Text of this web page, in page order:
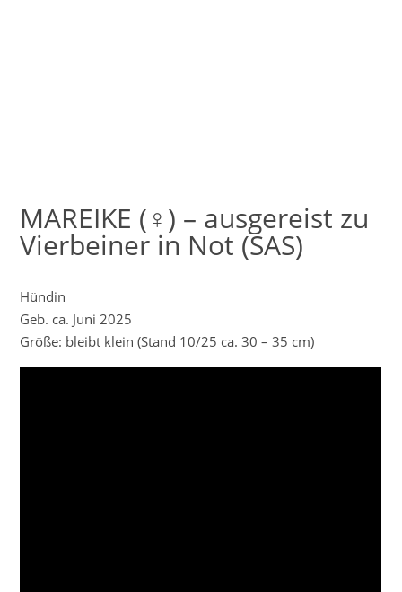
MAREIKE (♀) – ausgereist zu
Vierbeiner in Not (SAS)
Hündin
Geb. ca. Juni 2025
Größe: bleibt klein (Stand 10/25 ca. 30 – 35 cm)